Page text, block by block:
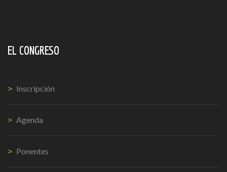
EL CONGRESO
Inscripción
Agenda
Ponentes